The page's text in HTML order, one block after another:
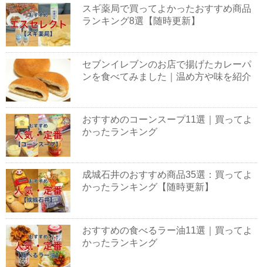
スギ薬局で買ってよかったおすすめ商品
ランキング8選【随時更新】
セブンイレブンのお店で揚げたカレーパ
ンを食べてみました｜温め方や味を紹介
おすすめのコーンスープ11選｜買ってよ
かったランキング
成城石井のおすすめ商品35選：買ってよ
かったランキング【随時更新】
おすすめの食べるラー油11選｜買ってよ
かったランキング